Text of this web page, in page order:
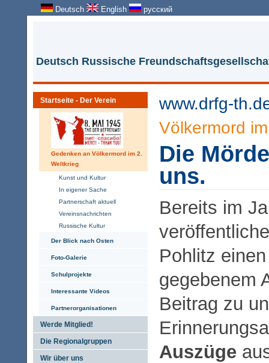
Deutsch English русский
Deutsch Russische
Startseite - Der Verein
Gedenken an Völkermord im 2.
Weltkrieg
Kunst und Kultur
In eigener Sache
Partnerschaft aktuell
Vereinsnachrichten
Russische Kultur
Der Blick nach Osten
Foto-Galerie
Schulprojekte
Interessante Videos
Partnerorganisationen
Werde Mitglied!
Die Regionalgruppen
Wir über uns
www.drfg-
Völkermord
Die
uns.
Bereits im
Pohlitz
gegebenem
Beitrag zu
Auszüge